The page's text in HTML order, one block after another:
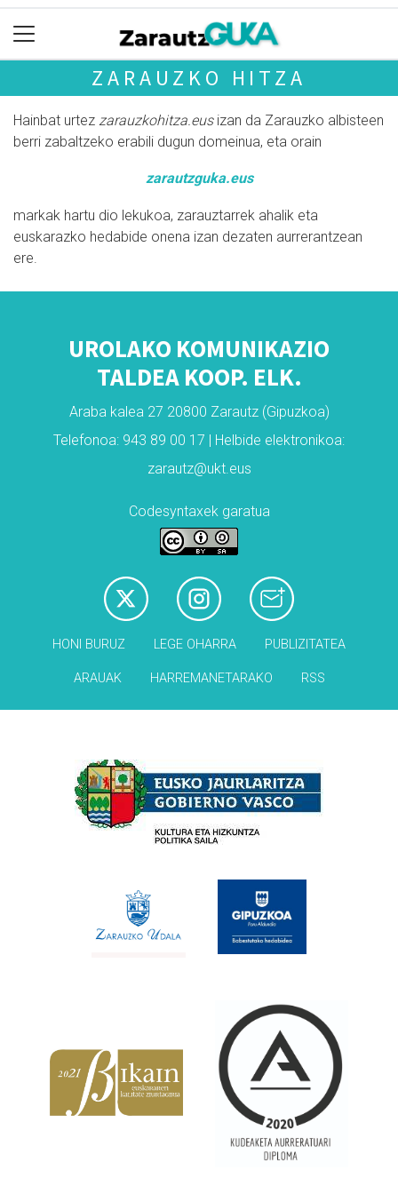
ZARAUZKO HITZA
Hainbat urtez zarauzkohitza.eusizan da Zarauzko albisteen
berri zabaltzeko erabili dugun domeinua, eta orain
zarautzguka.eus
markak hartu dio lekukoa, zarauztarrek ahalik eta
euskarazko hedabide onena izan dezaten aurrerantzean
ere.
UROLAKO KOMUNIKAZIO
TALDEA KOOP. ELK.
Araba kalea 27 20800 Zarautz (Gipuzkoa)
Telefonoa: 943 89 00 17 | Helbide elektronikoa:
zarautz@ukt.eus
Codesyntaxek garatua
HONI BURUZ LEGE OHARRA PUBLIZITATEA
ARAUAK HARREMANETARAKO RSS